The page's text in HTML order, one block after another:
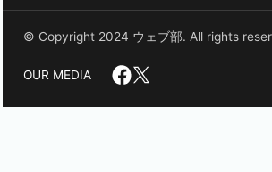
© Copyright 2024 ウェブ部. All rights
OUR MEDIA